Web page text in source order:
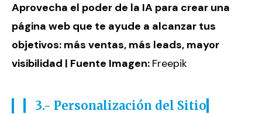
Aprovecha el poder de la IA para crear una
página web que te ayude a alcanzar tus
objetivos: más ventas, más leads, mayor
visibilidad | Fuente Imagen: Freepik
3.- Personalización del Sitio